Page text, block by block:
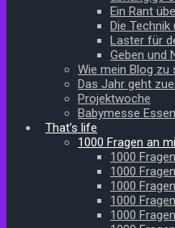
Ein Rant
Die Technik
Laster für
Geben und
Wie mein Blog zu
Das Jahr geht
Projektwoche
Babymesse
That’s life
1000 Fragen an
1000
1000
1000
1000
1000